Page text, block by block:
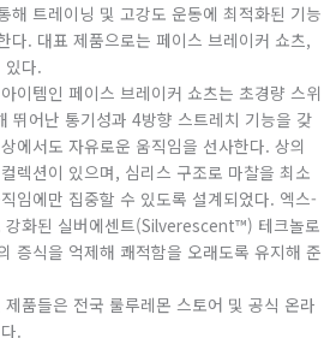
해 트레이닝 및 고강도 운동에 최적화된 기능
다. 대표 제품으로는 페이스 브레이커 쇼츠,
있다.
이템인 페이스 브레이커 쇼츠는 초경량 스위
어난 통기성과 4방향 스트레치 기능을 갖
에서도 자유로운 움직임을 선사한다. 상의
렉션이 있으며, 심리스 구조로 마찰을 최소
임에만 집중할 수 있도록 설계되었다. 엑스-
강화된 실버에센트(Silverescent™) 테크놀로
증식을 억제해 쾌적함을 오래도록 유지해 준
품들은 전국 룰루레몬 스토어 및 공식 온라
.